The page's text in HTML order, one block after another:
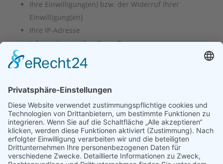
Ihre Einwilligung(en) bzw. der Widerruf Ihrer
Einwilligung(en)
Ihre IP-Adresse
Informationen über Ihren Browser
Informationen über Ihr Endgerät
Zeitpunkt Ihres Besuchs auf der Website
Des Weiteren speichert Usercentrics ein Cookie
in Ihrem Browser, um Ihnen die erteilten
Einwilligungen bzw. deren Widerruf zuordnen zu
können. Die so erfassten Daten werden
gespeichert, bis Sie uns zur Löschung auffordern,
das Usercentrics-Cookie selbst löschen oder der